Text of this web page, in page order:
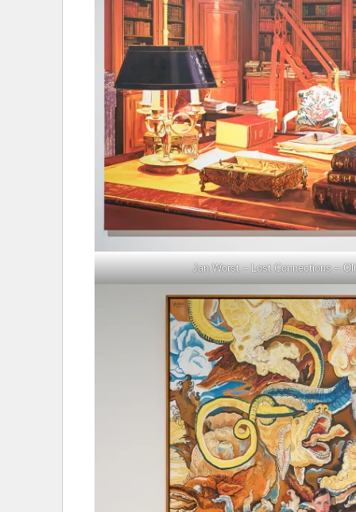
Jan Worst – Lost Connections –